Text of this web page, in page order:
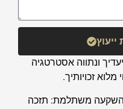
ונתווה אסטרטגיה
זכויותיך.
משתלמת: תזכה